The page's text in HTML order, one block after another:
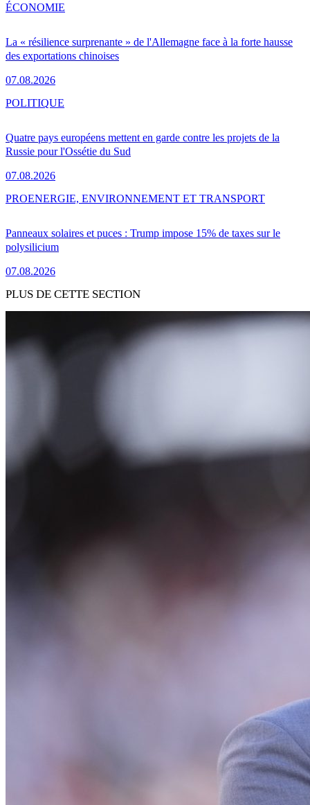
La « résilience surprenante » de l'Allemagne face à la forte hausse
des exportations chinoises
07.08.2026
ÉCONOMIE
Quatre pays européens mettent en garde contre les projets de la
Russie pour l'Ossétie du Sud
07.08.2026
POLITIQUE
Panneaux solaires et puces : Trump impose 15% de taxes sur le
polysilicium
07.08.2026
PROENERGIE, ENVIRONNEMENT ET TRANSPORT
PLUS DE CETTE SECTION